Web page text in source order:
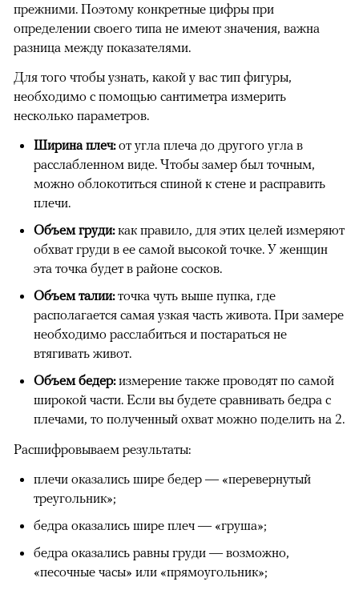
прежними. Поэтому конкретные цифры при
определении своего типа не имеют значения, важна
разница между показателями.
Для того чтобы узнать, какой у вас тип фигуры,
необходимо с помощью сантиметра измерить
несколько параметров.
Ширина плеч:от угла плеча до другого угла в
расслабленном виде. Чтобы замер был точным,
можно облокотиться спиной к стене и расправить
плечи.
Объем груди:как правило, для этих целей измеряют
обхват груди в ее самой высокой точке. У женщин
эта точка будет в районе сосков.
Объем талии:точка чуть выше пупка, где
располагается самая узкая часть живота. При замере
необходимо расслабиться и постараться не
втягивать живот.
Объем бедер:измерение также проводят по самой
широкой части. Если вы будете сравнивать бедра с
плечами, то полученный охват можно поделить на 2.
Расшифровываем результаты:
плечи оказались шире бедер — «перевернутый
треугольник»;
бедра оказались шире плеч — «груша»;
бедра оказались равны груди — возможно,
«песочные часы» или «прямоугольник»;